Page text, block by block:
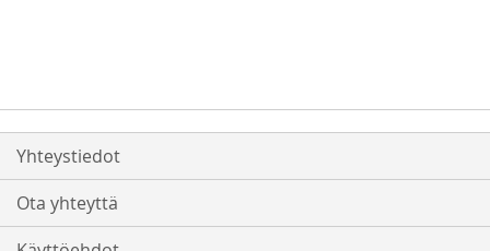
Yhteystiedot
Ota yhteyttä